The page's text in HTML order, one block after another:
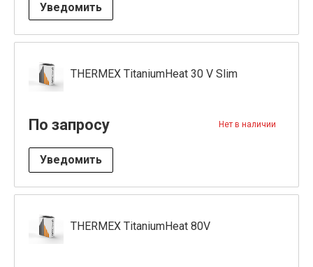
Уведомить
THERMEX TitaniumHeat 30 V Slim
По запросу Нет в наличии
Уведомить
THERMEX TitaniumHeat 80V